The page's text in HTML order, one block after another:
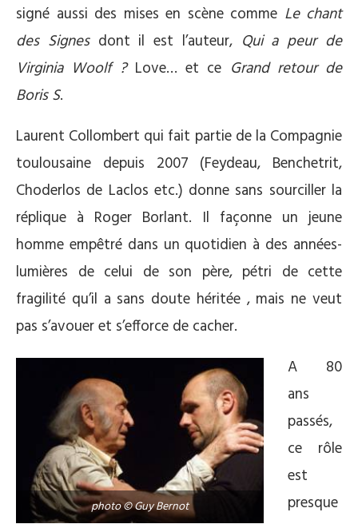
signé aussi des mises en scène comme Le chant
des Signesdont il est l’auteur, Qui a peur de
Virginia Woolf ?Love… et ce Grand retour de
Boris S.
Laurent Collombert qui fait partie de la Compagnie
toulousaine depuis 2007 (Feydeau, Benchetrit,
Choderlos de Laclos etc.) donne sans sourciller la
réplique à Roger Borlant. Il façonne un jeune
homme empêtré dans un quotidien à des années-
lumières de celui de son père, pétri de cette
fragilité qu’il a sans doute héritée , mais ne veut
pas s’avouer et s’efforce de cacher.
photo © Guy Bernot
A 80
ans
passés,
ce rôle
est
presque